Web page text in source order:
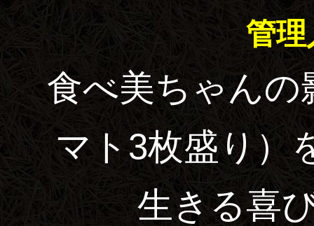
管理
食べ美ちゃん
マト3枚盛り）
生きる喜